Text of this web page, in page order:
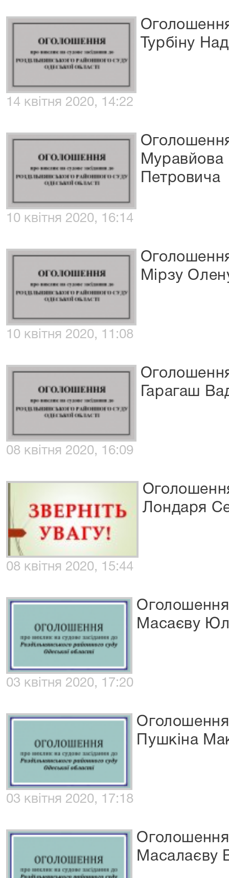
Турбіну
14 квітня 2020, 14:22
Петровича
10 квітня 2020, 16:14
Мірзу
10 квітня 2020, 11:08
Гарагаш
08 квітня 2020, 16:09
Лондаря
08 квітня 2020, 15:44
Масаєву
03 квітня 2020, 17:20
Пушкіна
03 квітня 2020, 17:18
Масалаєву